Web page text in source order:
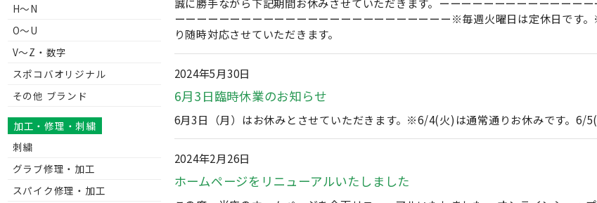
誠に勝手ながら下記期間お休みさせていただきます。ーーーーーーーーーーーー
ーーーーーーーーーーーーーーーーーーーーーーーーー※毎週火曜日は定休日です
り随時対応させていただきます。
2024年5月30日
6月3日臨時休業のお知らせ
6月3日（月）はお休みとさせていただきます。※6/4(火)は通常通りお休みです。6/
2024年2月26日
ホームページをリニューアルいたしました
H～N
O～U
V〜Z・数字
スポコバオリジナル
その他 ブランド
加工・修理・刺繍
刺繍
グラブ修理・加工
スパイク修理・加工